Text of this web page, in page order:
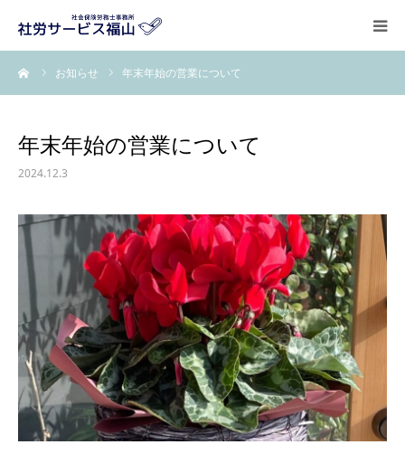
お知らせ 年末年始の営業について
年末年始の営業について
2024.12.3
ごあいさつ
お知らせ
事業所概要
お問い合わせ